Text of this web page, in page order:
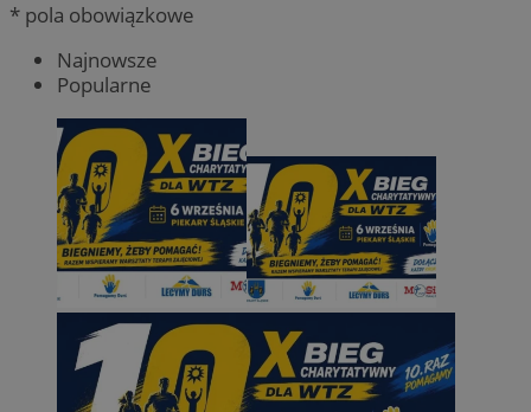
* pola obowiązkowe
Najnowsze
Popularne